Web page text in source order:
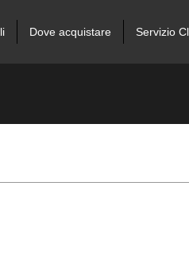
Dove acquistare Servizio